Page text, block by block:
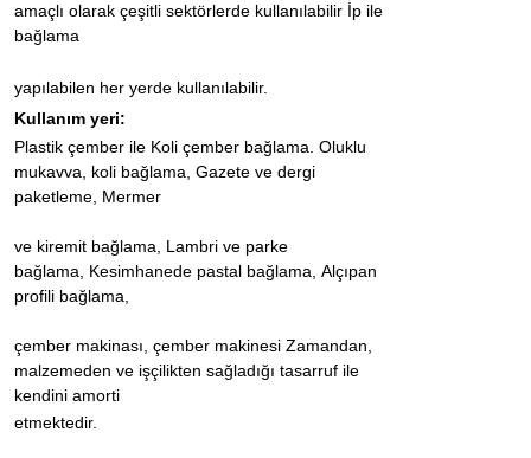
amaçlı olarak çeşitli sektörlerde kullanılabilir İp ile
bağlama
yapılabilen her yerde kullanılabilir.
Kullanım yeri:
Plastik çember ile Koli çember bağlama. Oluklu
mukavva, koli bağlama, Gazete ve dergi
paketleme, Mermer
ve kiremit bağlama, Lambri ve parke
bağlama, Kesimhanede pastal bağlama, Alçıpan
profili bağlama,
çember makinası, çember makinesi Zamandan,
malzemeden ve işçilikten sağladığı tasarruf ile
kendini amorti
etmektedir.